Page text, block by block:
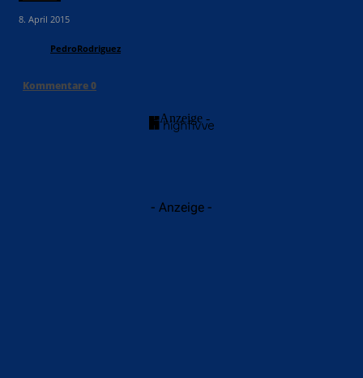
8. April 2015
PedroRodriguez
Kommentare0
- Anzeige -
- Anzeige -